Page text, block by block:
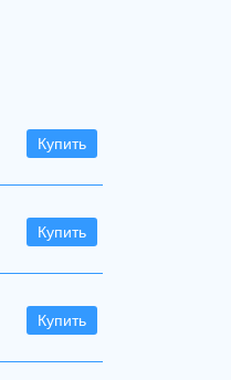
Купить
Купить
Купить